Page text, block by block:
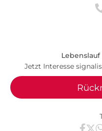
Jetzt Interesse